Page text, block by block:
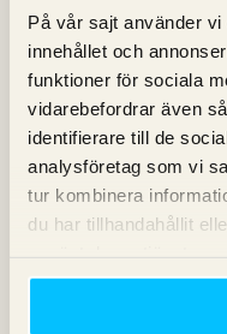
På vår sajt använder vi
innehållet och
funktioner för sociala
vidarebefordrar även
identifierare till de
analysföretag som vi
tur kombinera
du har tillhandahållit
som skrapar innehåll
Ibland scrapar dessa
publicerar på egen
canonical-taggen från
ökar chansen att
originalinnehållet.